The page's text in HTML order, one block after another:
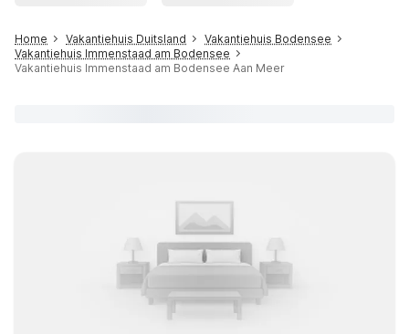
Home Vakantiehuis Duitsland
Vakantiehuis Bodensee
Vakantiehuis Immenstaad am Bodensee
Vakantiehuis Immenstaad am Bodensee Aan Meer